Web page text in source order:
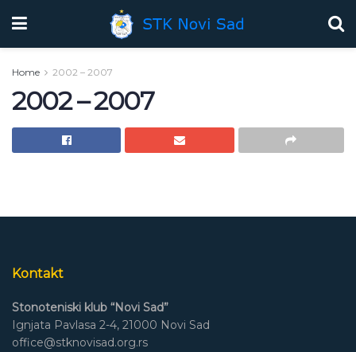
Home 2002 – 2007
2002 – 2007
Kontakt
Stonoteniski klub “Novi Sad”
Ignjata Pavlasa 2-4, 21000 Novi Sad
office@stknovisad.org.rs